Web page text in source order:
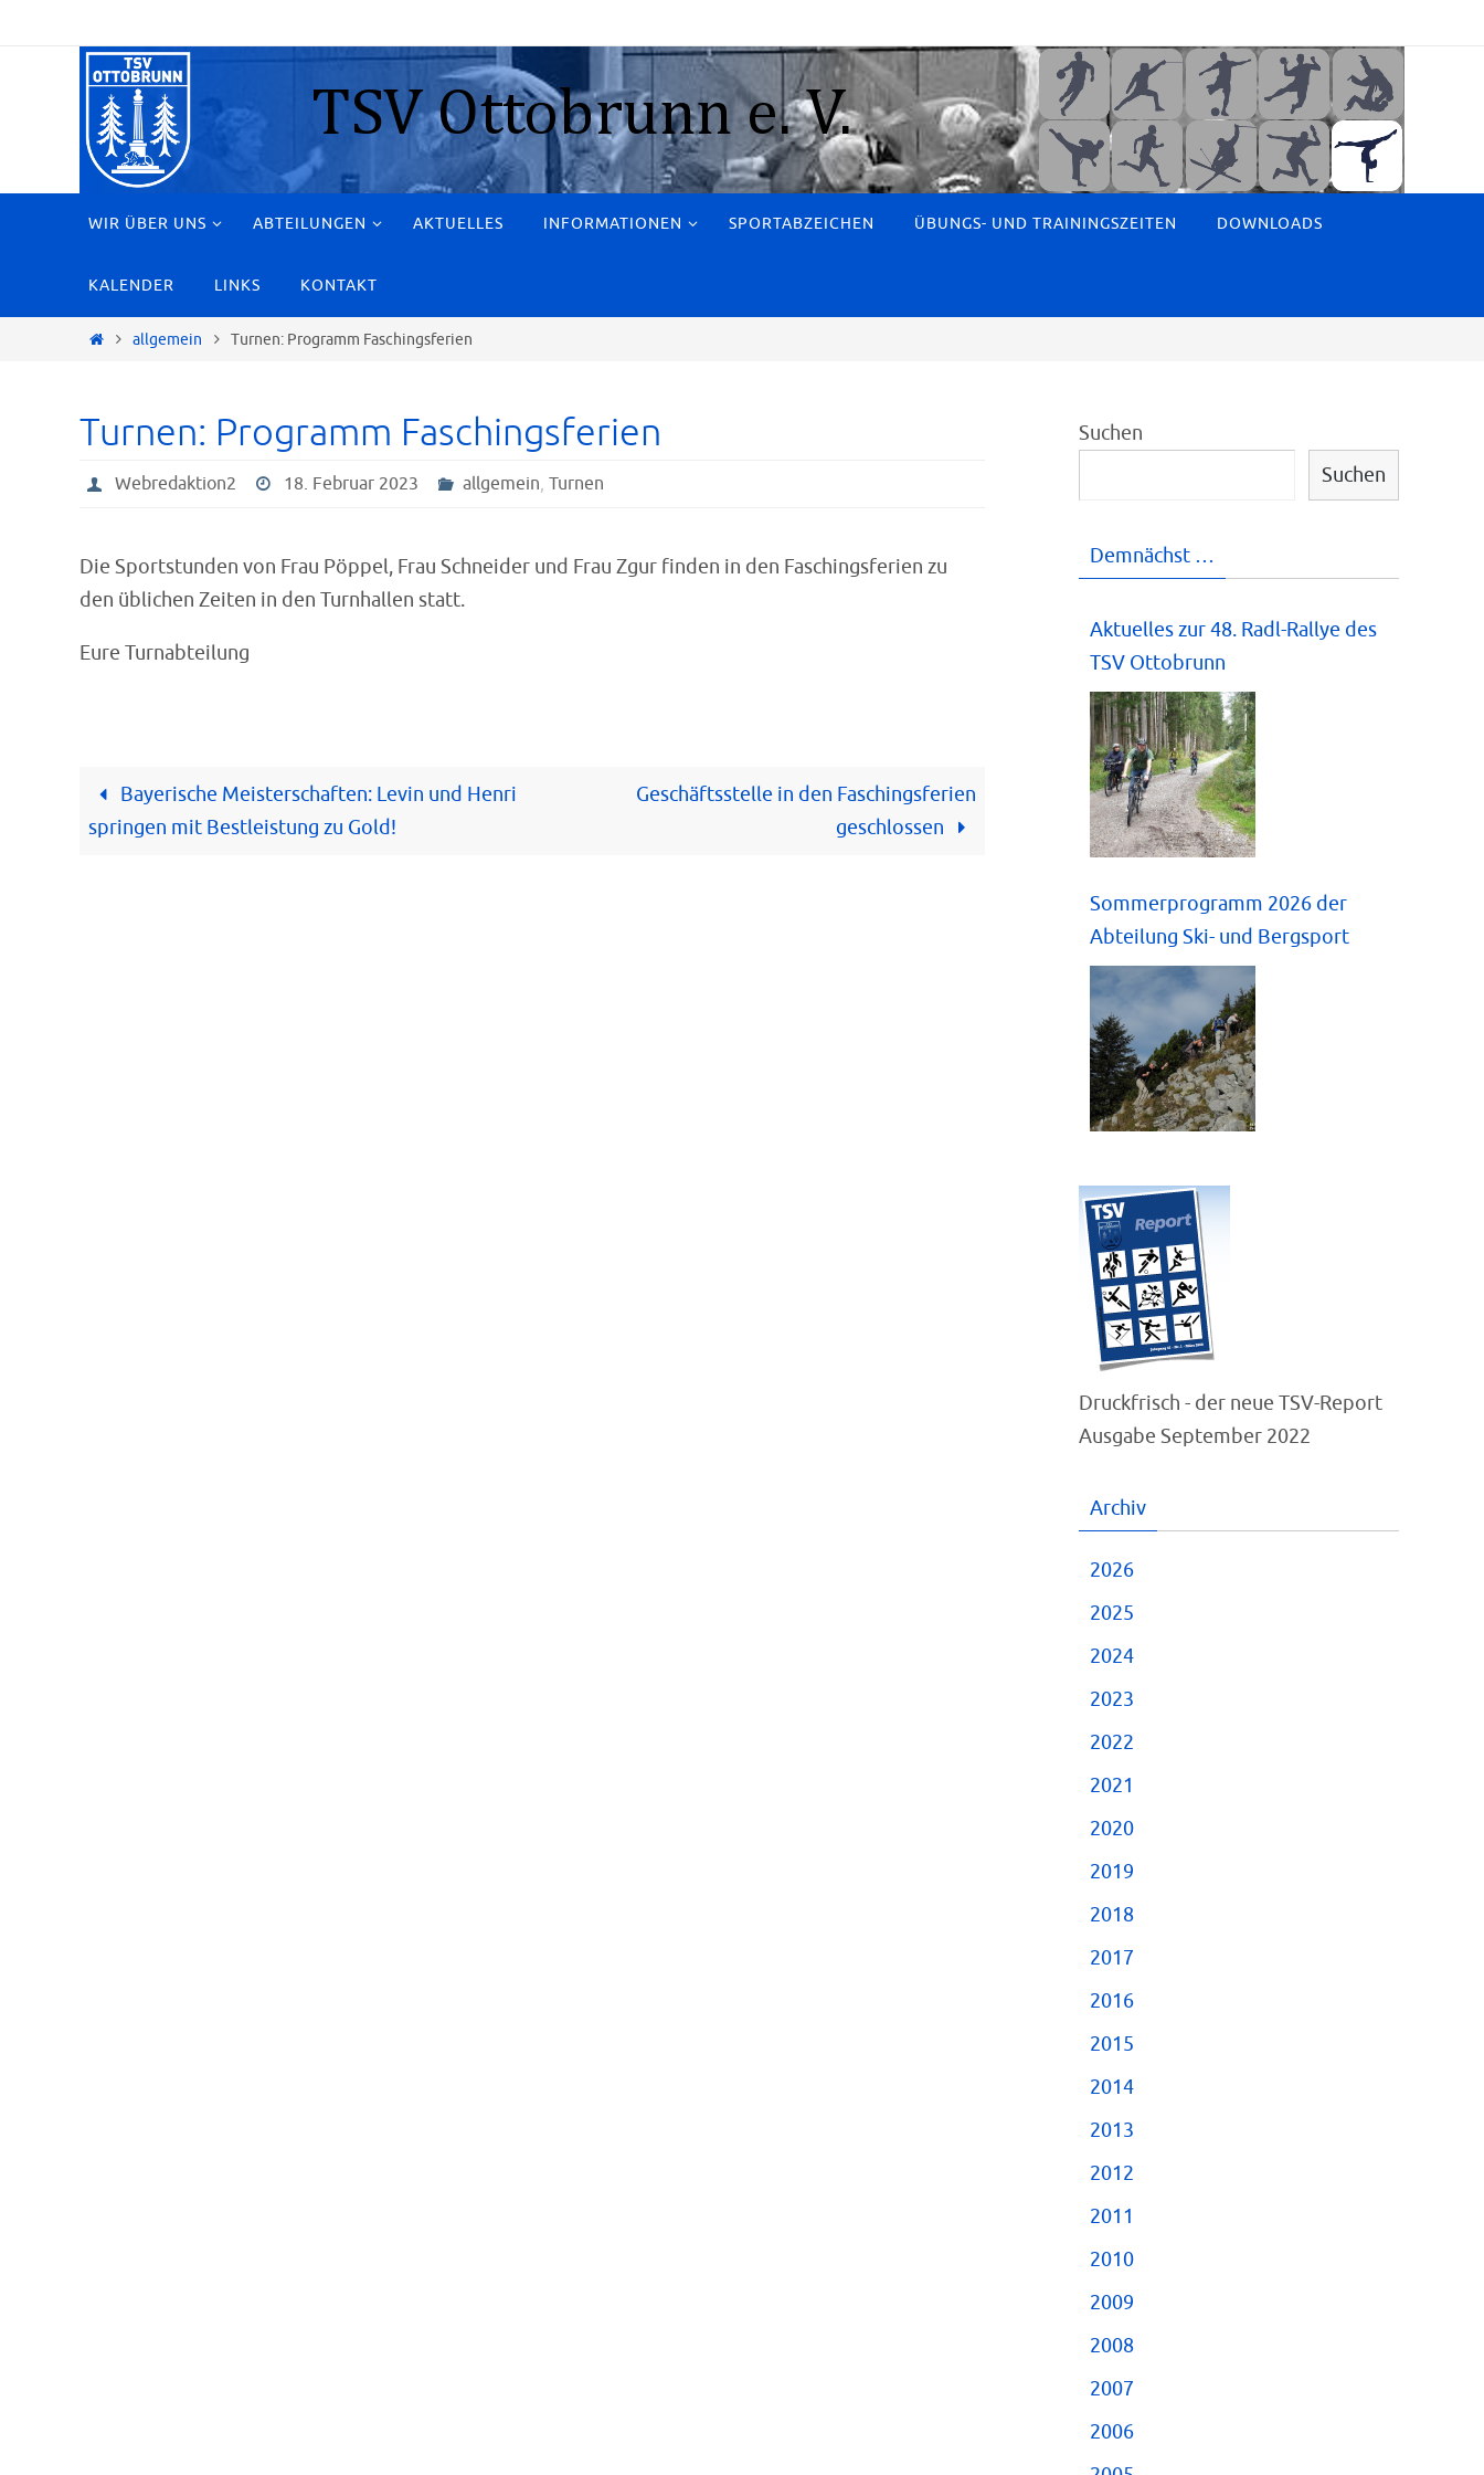
WIR ÜBER UNS ABTEILUNGEN AKTUELLES INFORMATIONEN SPORTABZEICHEN ÜBUNGS- UND TRAININGSZEITEN DOWNLOADS
KALENDER LINKS KONTAKT
Startallgemein Turnen: Programm Faschingsferien
Turnen: Programm Faschingsferien
Webredaktion2 18. Februar 2023 allgemein,Turnen
Die Sportstunden von Frau Pöppel, Frau Schneider und Frau Zgur finden in den Faschingsferien zu
den üblichen Zeiten in den Turnhallen statt.
Eure Turnabteilung
Bayerische Meisterschaften: Levin und Henri
springen mit Bestleistung zu Gold!
Geschäftsstelle in den Faschingsferien
geschlossen
Suchen
Suchen
Demnächst …
Aktuelles zur 48. Radl-Rallye des
TSV Ottobrunn
Sommerprogramm 2026 der
Abteilung Ski- und Bergsport
Druckfrisch - der neue TSV-Report
Ausgabe September 2022
Archiv
2026
2025
2024
2023
2022
2021
2020
2019
2018
2017
2016
2015
2014
2013
2012
2011
2010
2009
2008
2007
2006